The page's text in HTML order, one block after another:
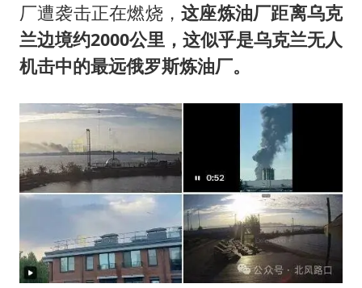
厂遭袭击正在燃烧，这座炼油厂距离乌克
兰边境约2000公里，这似乎是乌克兰无人
机击中的最远俄罗斯炼油厂。